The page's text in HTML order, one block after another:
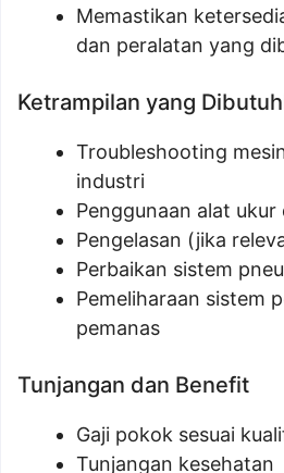
Memastikan
dan peralatan yang
Ketrampilan yang
Troubleshooting
industri
Penggunaan alat ukur
Pengelasan (jika
Perbaikan sistem
Pemeliharaan sistem
pemanas
Tunjangan dan Benefit
Gaji pokok sesuai
Tunjangan kesehatan